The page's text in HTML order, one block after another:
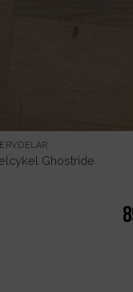
Ghostride